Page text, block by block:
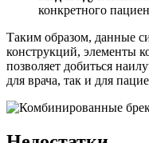
конкретного
Таким образом, данные
конструкций, элементы
позволяет добиться
для врача, так и для